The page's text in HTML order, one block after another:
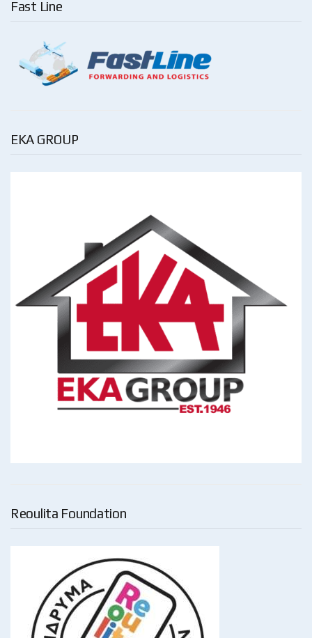
Fast Line
EKA GROUP
Reoulita Foundation